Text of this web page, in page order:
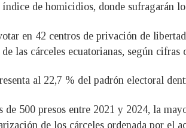
de homicidios, donde sufragarán
en 42 centros de privación de
las cárceles ecuatorianas, según cifras
al 22,7 % del padrón electoral
500 presos entre 2021 y 2024, la
de los cárceles ordenada por el